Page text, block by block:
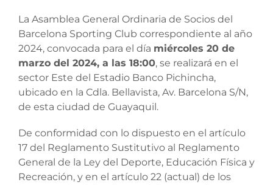
La Asamblea General Ordinaria de Socios del
Barcelona Sporting Club correspondiente al año
2024, convocada para el día miércoles 20 de
marzo del 2024, a las 18:00, se realizará en el
sector Este del Estadio Banco Pichincha,
ubicado en la Cdla. Bellavista, Av. Barcelona S/N,
de esta ciudad de Guayaquil.
De conformidad con lo dispuesto en el artículo
17 del Reglamento Sustitutivo al Reglamento
General de la Ley del Deporte, Educación Física y
Recreación, y en el artículo 22 (actual) de los